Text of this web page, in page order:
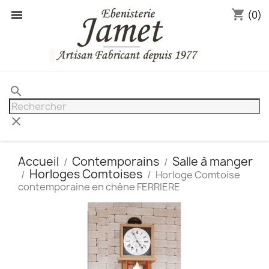
 shopping_cart (0)
search
clear
Accueil Contemporains
Salle à manger
Horloges Comtoises
Horloge Comtoise
contemporaine en chêne FERRIERE